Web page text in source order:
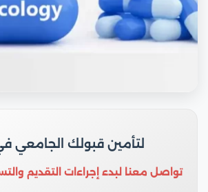
لتأمين قبولك الجامعي
تواصل معنا لبدء إجراءات التقديم